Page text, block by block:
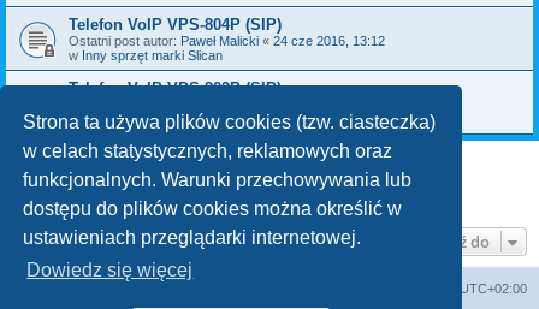
Strona ta używa plików cookies (tzw. ciasteczka)
w celach statystycznych, reklamowych oraz
funkcjonalnych. Warunki przechowywania lub
dostępu do plików cookies można określić w
ustawieniach przeglądarki internetowej.
Dowiedz się więcej
Telefon VoIP VPS-804P (SIP)
Ostatni post autor: Paweł Malicki « 24 cze 2016, 13:12
w Inny sprzęt marki Slican
Telefon VoIP VPS-802P (SIP)
w Inny sprzęt marki Slican
Znaleziono 49 wyników
Przejdź do
UTC+02:00